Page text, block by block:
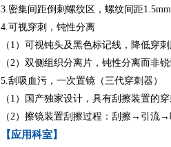
3.密集间距倒刺螺纹区，螺纹间距
4.可视穿刺，钝性分离
（1）可视钝头及黑色标记线，降低穿刺
（2）双侧组织分离片，钝性分离而非
5.刮吸血污，一次置镜（三代穿刺器）
（1）国产独家设计，具有刮擦装置的
（2）擦镜装置刮擦过程：刮擦→引流→
【应用科室】